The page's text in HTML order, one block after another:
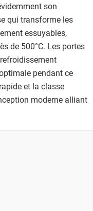
son
qui transforme les
essuyables,
de 500°C. Les portes
pendant ce
et la classe
moderne alliant